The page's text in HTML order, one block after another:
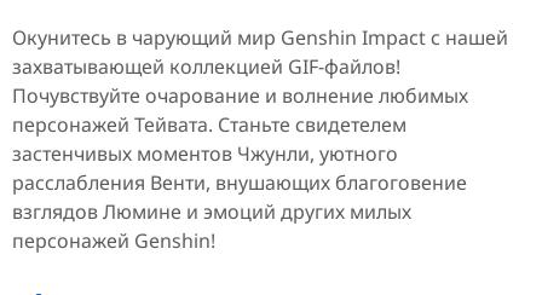
Окунитесь в чарующий мир Genshin Impact с нашей
захватывающей коллекцией GIF-файлов!
Почувствуйте очарование и волнение любимых
персонажей Тейвата. Станьте свидетелем
застенчивых моментов Чжунли, уютного
расслабления Венти, внушающих благоговение
взглядов Люмине и эмоций других милых
персонажей Genshin!